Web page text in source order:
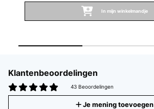
In mijn winkelmandje
Klantenbeoordelingen
43 Beoordelingen
Je mening toevoegen